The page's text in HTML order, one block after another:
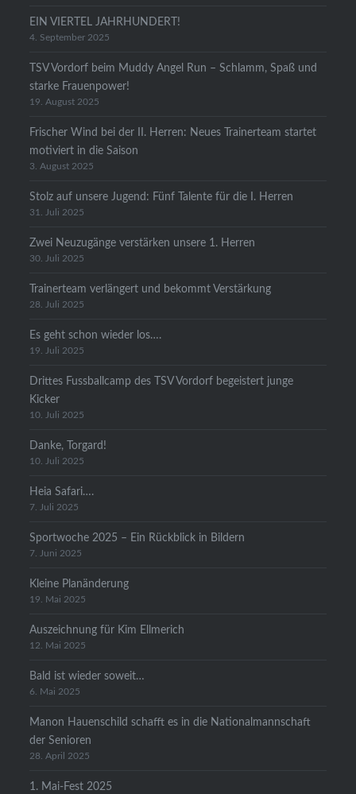
EIN VIERTEL JAHRHUNDERT!
4. September 2025
TSV Vordorf beim Muddy Angel Run – Schlamm, Spaß und
starke Frauenpower!
19. August 2025
Frischer Wind bei der II. Herren: Neues Trainerteam startet
motiviert in die Saison
3. August 2025
Stolz auf unsere Jugend: Fünf Talente für die I. Herren
31. Juli 2025
Zwei Neuzugänge verstärken unsere 1. Herren
30. Juli 2025
Trainerteam verlängert und bekommt Verstärkung
28. Juli 2025
Es geht schon wieder los….
19. Juli 2025
Drittes Fussballcamp des TSV Vordorf begeistert junge
Kicker
10. Juli 2025
Danke, Torgard!
10. Juli 2025
Heia Safari….
7. Juli 2025
Sportwoche 2025 – Ein Rückblick in Bildern
7. Juni 2025
Kleine Planänderung
19. Mai 2025
Auszeichnung für Kim Ellmerich
12. Mai 2025
Bald ist wieder soweit…
6. Mai 2025
Manon Hauenschild schafft es in die Nationalmannschaft
der Senioren
28. April 2025
1. Mai-Fest 2025